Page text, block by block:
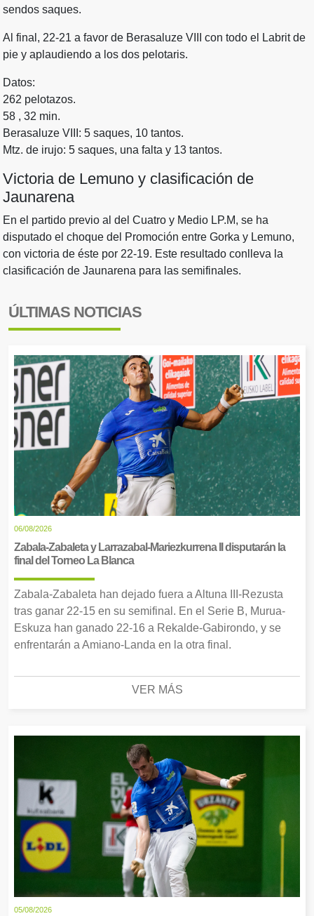
sendos saques.
Al final, 22-21 a favor de Berasaluze VIII con todo el Labrit de
pie y aplaudiendo a los dos pelotaris.
Datos:
262 pelotazos.
58 , 32 min.
Berasaluze VIII: 5 saques, 10 tantos.
Mtz. de irujo: 5 saques, una falta y 13 tantos.
Victoria de Lemuno y clasificación de
Jaunarena
En el partido previo al del Cuatro y Medio LP.M, se ha
disputado el choque del Promoción entre Gorka y Lemuno,
con victoria de éste por 22-19. Este resultado conlleva la
clasificación de Jaunarena para las semifinales.
ÚLTIMAS NOTICIAS
06/08/2026
Zabala-Zabaleta y Larrazabal-Mariezkurrena II disputarán la
final del Torneo La Blanca
Zabala-Zabaleta han dejado fuera a Altuna III-Rezusta
tras ganar 22-15 en su semifinal. En el Serie B, Murua-
Eskuza han ganado 22-16 a Rekalde-Gabirondo, y se
enfrentarán a Amiano-Landa en la otra final.
VER MÁS
05/08/2026